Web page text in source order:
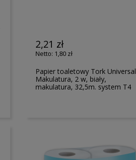
2,21 zł
1,80 zł
Papier toaletowy Tork Universal
Makulatura, 2 w, biały,
makulatura, 32,5m. system T4